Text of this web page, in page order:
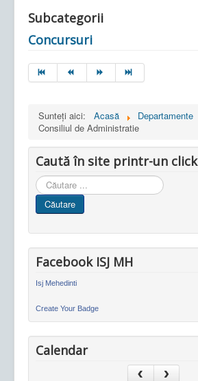
Subcategorii
Concursuri
Sunteți aici: Acasă
Departamente
Consiliul de Administratie
Caută în site printr-un click
Cauta
in
site
Căutare
Facebook ISJ MH
Isj Mehedinti
Create Your Badge
Calendar